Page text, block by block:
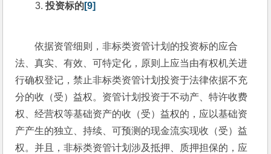
投资标的[9]
依据资管细则，非标类资管计划的投资标的应合
法、真实、有效、可特定化，原则上应当由有权机关进
行确权登记，禁止非标类资管计划投资于法律依据不充
分的收（受）益权。资管计划投资于不动产、特许收费
权、经营权等基础资产的收（受）益权的，应以基础资
产产生的独立、持续、可预测的现金流实现收（受）益
权。并且，非标类资管计划涉及抵押、质押担保的，应